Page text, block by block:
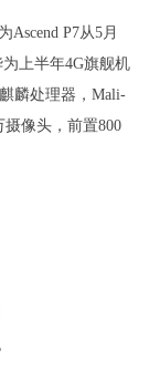
P7从5月
上半年4G旗舰机
麟处理器，Mali-
摄像头，前置800